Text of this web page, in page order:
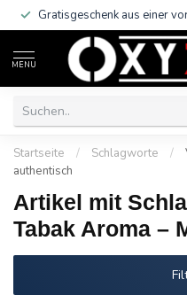
Gratisgeschenk aus einer
MENU
Startseite / Schlagworte /
authentisch
Artikel mit
Tabak Aroma –